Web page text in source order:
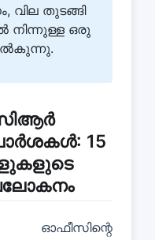
വില തുടങ്ങി
നിന്നുള്ള ഒരു
15